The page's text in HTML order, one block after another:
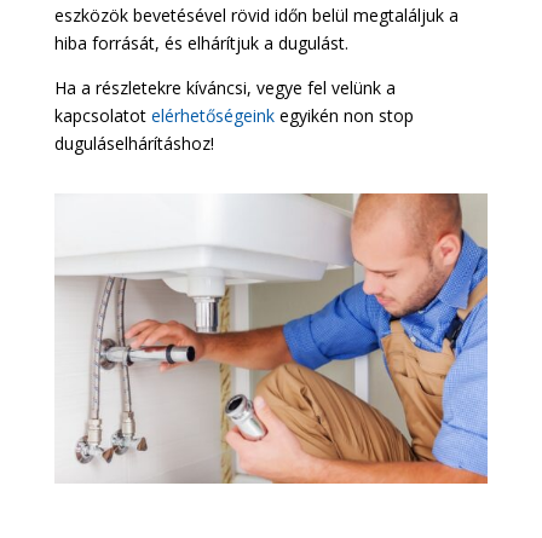
eszközök bevetésével rövid időn belül megtaláljuk a
hiba forrását, és elhárítjuk a dugulást.
Ha a részletekre kíváncsi, vegye fel velünk a
kapcsolatot elérhetőségeinkegyikén non stop
duguláselhárításhoz!